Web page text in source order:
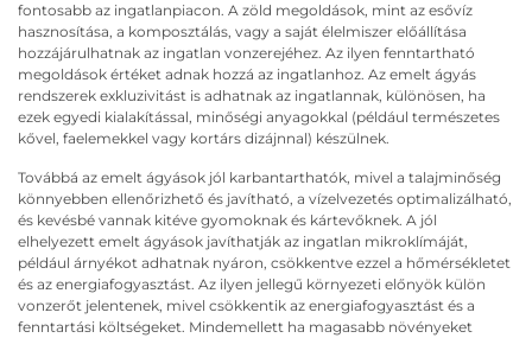
fontosabb az ingatlanpiacon. A zöld megoldások, mint az esővíz
hasznosítása, a komposztálás, vagy a saját élelmiszer előállítása
hozzájárulhatnak az ingatlan vonzerejéhez. Az ilyen fenntartható
megoldások értéket adnak hozzá az ingatlanhoz. Az emelt ágyás
rendszerek exkluzivitást is adhatnak az ingatlannak, különösen, ha
ezek egyedi kialakítással, minőségi anyagokkal (például természetes
kővel, faelemekkel vagy kortárs dizájnnal) készülnek.
Továbbá az emelt ágyások jól karbantarthatók, mivel a talajminőség
könnyebben ellenőrizhető és javítható, a vízelvezetés optimalizálható,
és kevésbé vannak kitéve gyomoknak és kártevőknek. A jól
elhelyezett emelt ágyások javíthatják az ingatlan mikroklímáját,
például árnyékot adhatnak nyáron, csökkentve ezzel a hőmérsékletet
és az energiafogyasztást. Az ilyen jellegű környezeti előnyök külön
vonzerőt jelentenek, mivel csökkentik az energiafogyasztást és a
fenntartási költségeket. Mindemellett ha magasabb növényeket